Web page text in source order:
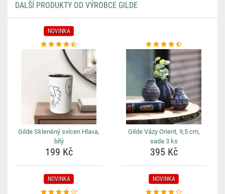
DALŠÍ PRODUKTY OD VÝROBCE GILDE
NOVINKA
Gilde Skleněný svícen Hlava,
bílý
199 Kč
Gilde Vázy Orient, 9,5 cm,
sada 3 ks
395 Kč
NOVINKA NOVINKA